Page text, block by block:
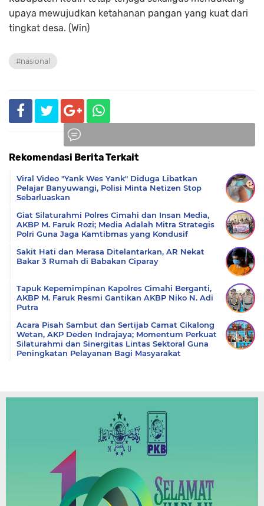
upaya mewujudkan ketahanan pangan yang kuat dari
tingkat desa. (Win)
#nasional
Rekomendasi Berita Terkait
Viral Video "Yank Wes Yank" Diduga Libatkan
Pelajar Banyuwangi, Polisi Minta Netizen Stop
Sebarluaskan
Giat Silaturahmi Polres Cimahi dan Insan Media,
AKBP M. Faruk Rozi; Media Adalah Mitra Strategis
Polri Guna Jaga Kamtibmas yang Kondusif
Sakit Hati dan Merasa Ditelantarkan, AR Nekat
Bakar 3 Rumah di Babakan Ciparay
Tapuk Kepemimpinan Kapolres Cimahi Berganti,
AKBP M. Faruk Resmi Gantikan AKBP Niko N. Adi
Putra
Acara Pisah Sambut dan Sertijab Camat Cikalong
Wetan, AKP Deden Indrajaya; Momentum Perkuat
Silaturahmi dan Sinergitas Lintas Sektoral Guna
Peningkatan Pelayanan Bagi Masyarakat